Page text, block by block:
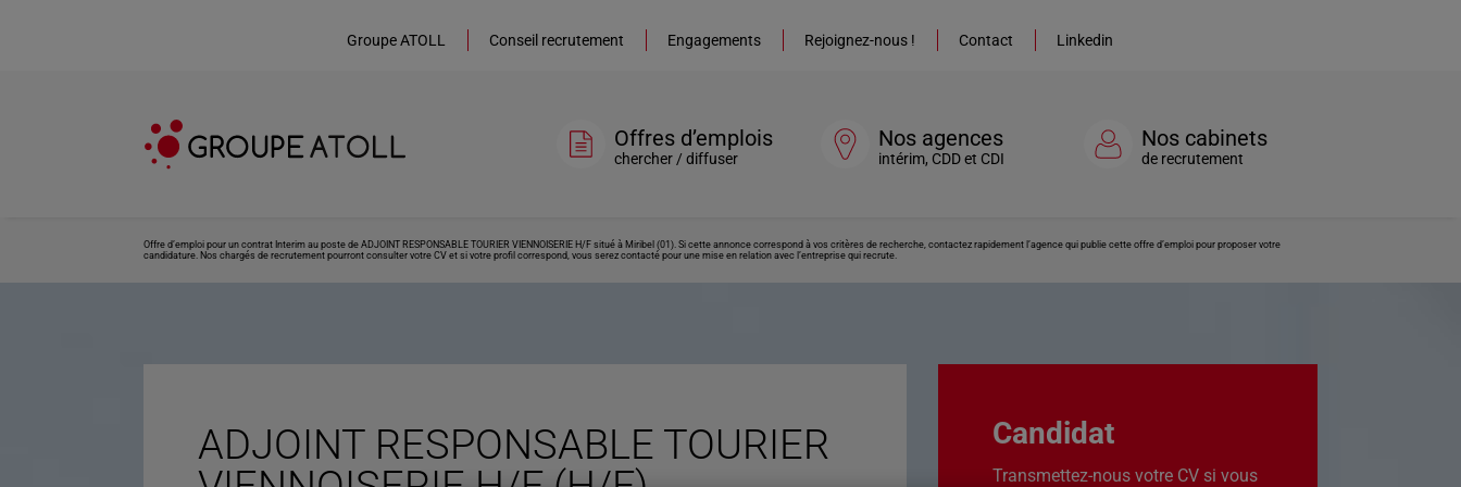
Groupe ATOLL Conseil recrutement Engagements Rejoignez-nous ! Contact Linkedin
Offres d’emplois
chercher / diffuser
Nos agences
intérim, CDD et CDI
Nos cabinets
de recrutement
Offre d’emploi pour un contrat Interim au poste de ADJOINT RESPONSABLE TOURIER VIENNOISERIE H/F situé à Miribel (01). Si cette annonce correspond à vos critères de recherche, contactez rapidement l’agence qui publie cette offre d’emploi pour proposer votre
candidature. Nos chargés de recrutement pourront consulter votre CV et si votre profil correspond, vous serez contacté pour une mise en relation avec l’entreprise qui recrute.
ADJOINT RESPONSABLE TOURIER
Candidat
Transmettez-nous votre CV si vous